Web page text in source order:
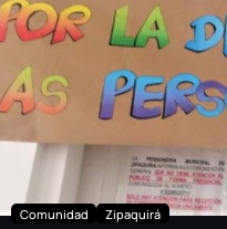
Comunidad Zipaquirá